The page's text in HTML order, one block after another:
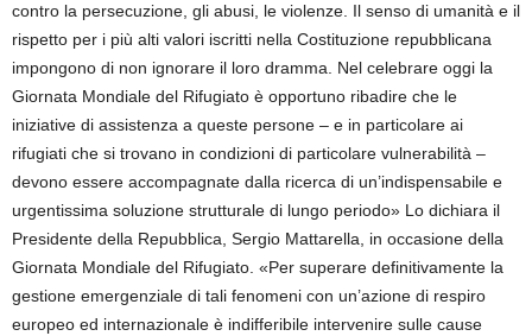
contro la persecuzione, gli abusi, le violenze. Il senso di umanità e il
rispetto per i più alti valori iscritti nella Costituzione repubblicana
impongono di non ignorare il loro dramma. Nel celebrare oggi la
Giornata Mondiale del Rifugiato è opportuno ribadire che le
iniziative di assistenza a queste persone – e in particolare ai
rifugiati che si trovano in condizioni di particolare vulnerabilità –
devono essere accompagnate dalla ricerca di un’indispensabile e
urgentissima soluzione strutturale di lungo periodo» Lo dichiara il
Presidente della Repubblica, Sergio Mattarella, in occasione della
Giornata Mondiale del Rifugiato. «Per superare definitivamente la
gestione emergenziale di tali fenomeni con un’azione di respiro
europeo ed internazionale è indifferibile intervenire sulle cause